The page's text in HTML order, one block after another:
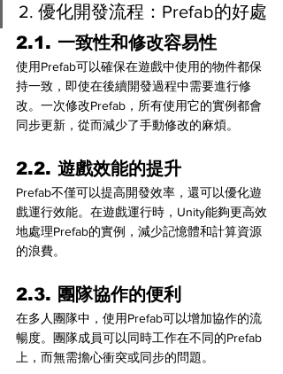
2. 優化開發流程：Prefab的好處
2.1. 一致性和修改容易性
使用Prefab可以確保在遊戲中使用的物件都保
持一致，即使在後續開發過程中需要進行修
改。一次修改Prefab，所有使用它的實例都會
同步更新，從而減少了手動修改的麻煩。
2.2. 遊戲效能的提升
Prefab不僅可以提高開發效率，還可以優化遊
戲運行效能。在遊戲運行時，Unity能夠更高效
地處理Prefab的實例，減少記憶體和計算資源
的浪費。
2.3. 團隊協作的便利
在多人團隊中，使用Prefab可以增加協作的流
暢度。團隊成員可以同時工作在不同的Prefab
上，而無需擔心衝突或同步的問題。